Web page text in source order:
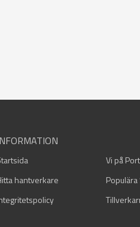
Vi på
hantverkare